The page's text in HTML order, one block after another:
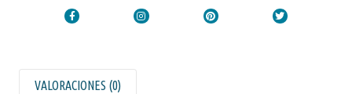
VALORACIONES (0)